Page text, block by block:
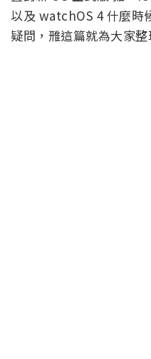
以及 watchOS 4 什麼時
疑問，雃這篇就為大家整